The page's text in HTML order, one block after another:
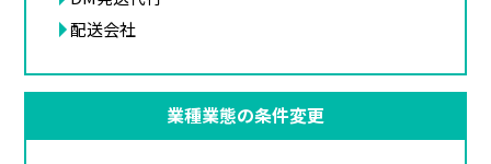
配送会社
業種業態の条件変更